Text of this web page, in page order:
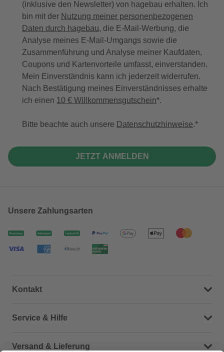
(inklusive den Newsletter) von hagebau erhalten. Ich
bin mit der Nutzung meiner personenbezogenen
Daten durch hagebau, die E-Mail-Werbung, die
Analyse meines E-Mail-Umgangs sowie die
Zusammenführung und Analyse meiner Kaufdaten,
Coupons und Kartenvorteile umfasst, einverstanden.
Mein Einverständnis kann ich jederzeit widerrufen.
Nach Bestätigung meines Einverständnisses erhalte
ich einen 10 € Willkommensgutschein*.
Bitte beachte auch unsere Datenschutzhinweise.
JETZT ANMELDEN
Unsere Zahlungsarten
Kontakt
Dein Kontakt zu uns
Service & Hilfe
Häufige Fragen (FAQ)
Versand & Lieferung